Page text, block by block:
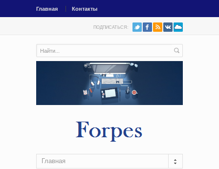
Главная Контакты
ПОДПИСАТЬСЯ:
Главная